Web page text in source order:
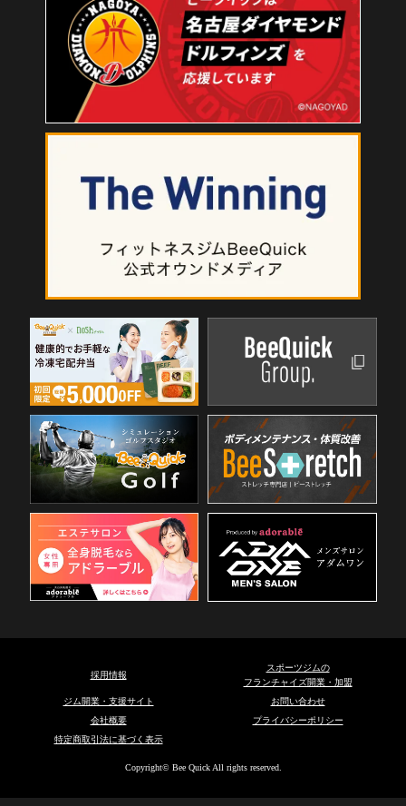
採用情報
スポーツジムの
フランチャイズ開業・加盟
ジム開業・支援サイト
お問い合わせ
会社概要
プライバシーポリシー
特定商取引法に基づく表示
Copyright© Bee Quick All rights reserved.